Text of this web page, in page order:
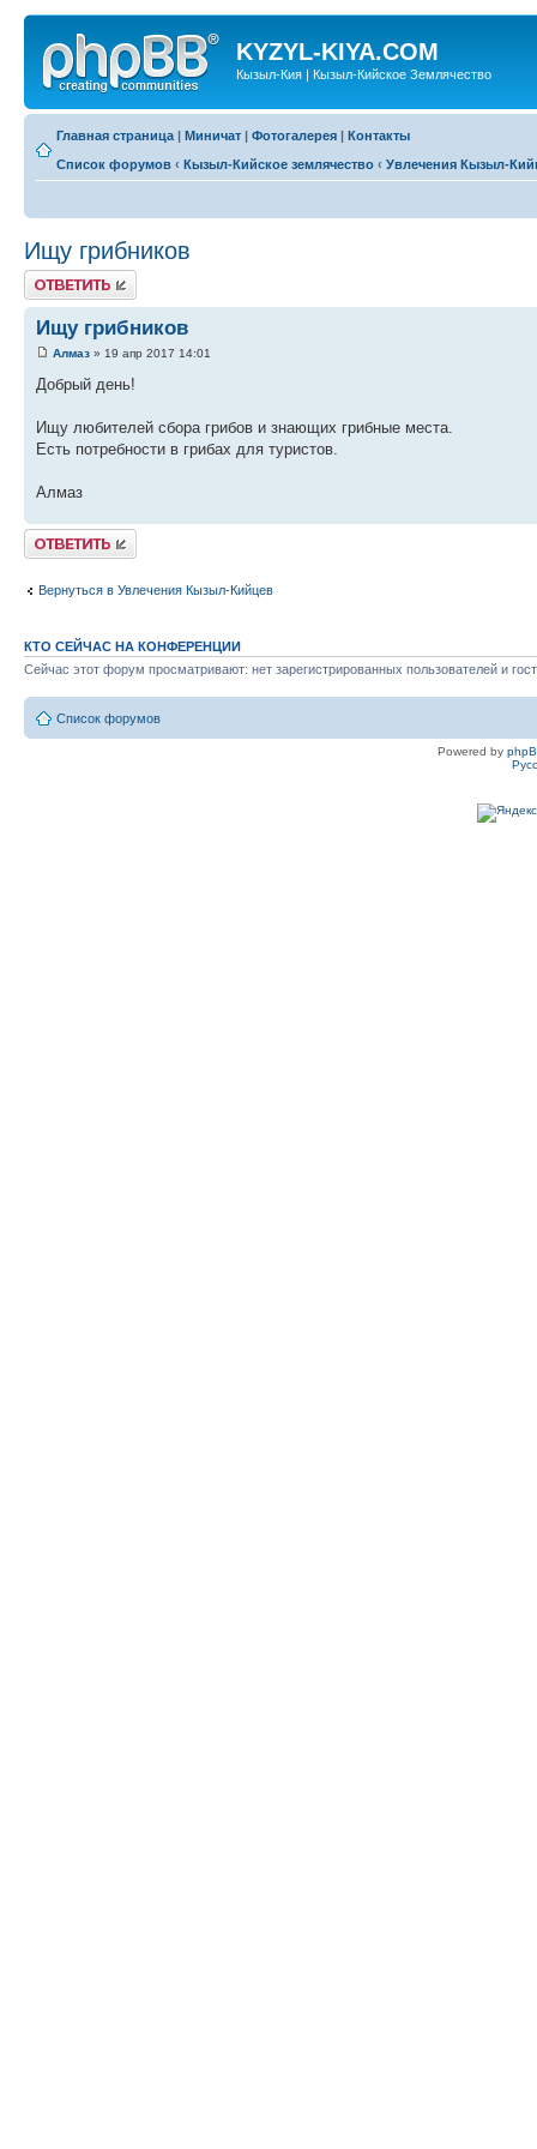
KYZYL-KIYA.COM
Кызыл-Кия | Кызыл-Кийское Землячество
Главная страница | Миничат | Фотогалерея | Контакты
Список форумов ‹ Кызыл-Кийское землячество ‹ Увлечения Кызыл-
Ищу грибников
Ответить
Ищу грибников
Алмаз » 19 апр 2017 14:01
Добрый день!
Ищу любителей сбора грибов и знающих грибные места.
Есть потребности в грибах для туристов.
Алмаз
Ответить
Вернуться в Увлечения Кызыл-Кийцев
КТО СЕЙЧАС НА КОНФЕРЕНЦИИ
Сейчас этот форум просматривают: нет зарегистрированных пользователей и
Список форумов
Powered by